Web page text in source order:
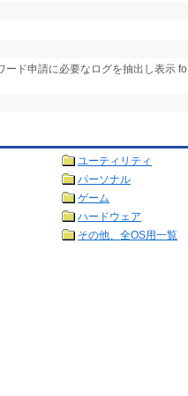
ード申請に必要なログを抽出し表示 fo
ユーティリティ
パーソナル
ゲーム
ハードウェア
その他、全OS用一覧